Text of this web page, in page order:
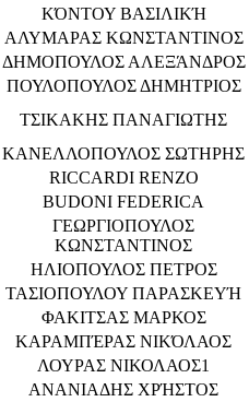
ΚΌΝΤΟΥ ΒΑΣΙΛΙΚΉ
ΑΛΥΜΑΡΑΣ ΚΩΝΣΤΑΝΤΙΝΟΣ
ΔΗΜΟΠΟΥΛΟΣ ΑΛΕΞΆΝΔΡΟΣ
ΠΟΥΛΟΠΟΥΛΟΣ ΔΗΜΗΤΡΙΟΣ
ΤΣΙΚΑΚΗΣ ΠΑΝΑΓΙΩΤΗΣ
ΚΑΝΕΛΛΟΠΟΥΛΟΣ ΣΩΤΗΡΗΣ
RICCARDI RENZO
BUDONI FEDERICA
ΓΕΩΡΓΙΟΠΟΥΛΟΣ
ΚΩΝΣΤΑΝΤΙΝΟΣ
ΗΛΙΟΠΟΥΛΟΣ ΠΕΤΡΟΣ
ΤΑΣΙΟΠΟΥΛΟΥ ΠΑΡΑΣΚΕΥΉ
ΦΑΚΙΤΣΑΣ ΜΑΡΚΟΣ
ΚΑΡΑΜΠΈΡΑΣ ΝΙΚΌΛΑΟΣ
ΛΟΥΡΑΣ ΝΙΚΟΛΑΟΣ1
ΑΝΑΝΙΑΔΗΣ ΧΡΉΣΤΟΣ